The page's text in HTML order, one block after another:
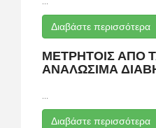
Διαβάστε περισσότερα
ΜΕΤΡΗΤΟΙΣ ΑΠΟ
ΑΝΑΛΩΣΙΜΑ
Διαβάστε περισσότερα